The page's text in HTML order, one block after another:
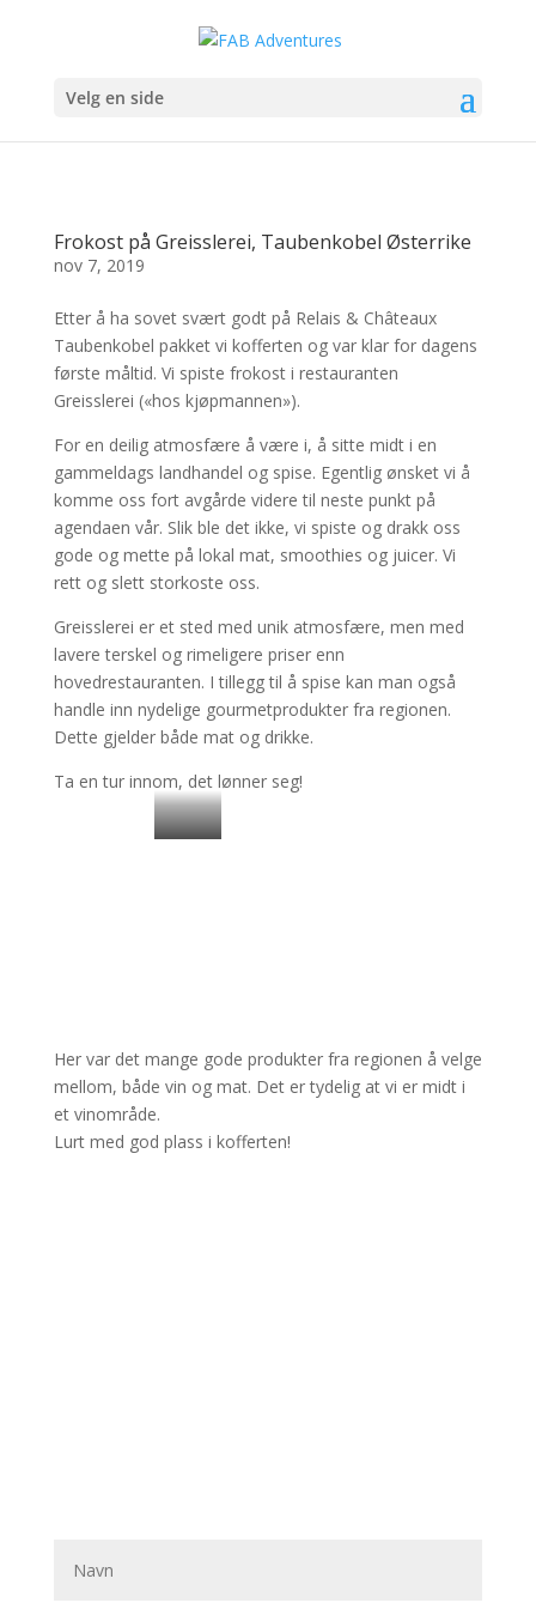
Velg en side
Frokost på Greisslerei, Taubenkobel Østerrike
nov 7, 2019
Etter å ha sovet svært godt på Relais & Châteaux
Taubenkobel pakket vi kofferten og var klar for dagens
første måltid. Vi spiste frokost i restauranten
Greisslerei («hos kjøpmannen»).
For en deilig atmosfære å være i, å sitte midt i en
gammeldags landhandel og spise. Egentlig ønsket vi å
komme oss fort avgårde videre til neste punkt på
agendaen vår. Slik ble det ikke, vi spiste og drakk oss
gode og mette på lokal mat, smoothies og juicer. Vi
rett og slett storkoste oss.
Greisslerei er et sted med unik atmosfære, men med
lavere terskel og rimeligere priser enn
hovedrestauranten. I tillegg til å spise kan man også
handle inn nydelige gourmetprodukter fra regionen.
Dette gjelder både mat og drikke.
Ta en tur innom, det lønner seg!
Borde
Her var det mange gode produkter fra regionen å velge
mellom, både vin og mat. Det er tydelig at vi er midt i
et vinområde.
Lurt med god plass i kofferten!